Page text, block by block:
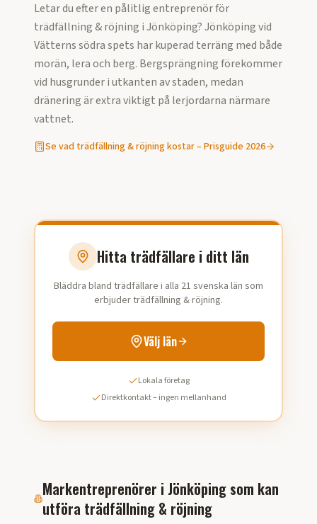
Letar du efter en pålitlig entreprenör för
trädfällning & röjning iJönköping?Jönköping vid
Vätterns södra spets har kuperad terräng med både
morän, lera och berg. Bergsprängning förekommer
vid husgrunder i utkanten av staden, medan
dränering är extra viktigt på lerjordarna närmare
vattnet.
Se vad trädfällning & röjningkostar – Prisguide 2026
Hitta trädfällare i ditt län
Bläddra bland trädfällare i alla 21 svenska län som
erbjuder trädfällning & röjning.
Välj län
Lokala företag
Direktkontakt – ingen mellanhand
Markentreprenörer i Jönköpingsom kan
utföra trädfällning & röjning